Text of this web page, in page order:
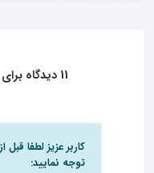
11 دیدگاه برای این مقاله ثبت شده است
کاربر عزیز لطفا
توجه نمایید: